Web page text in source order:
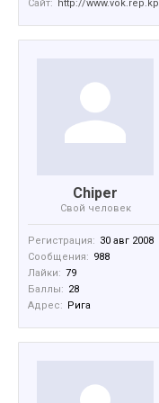
Сайт: http://www.vok.rep.kp
Chiper
Свой человек
Регистрация: 30 авг 2008
Сообщения: 988
Лайки: 79
Баллы: 28
Адрес:
Ригa